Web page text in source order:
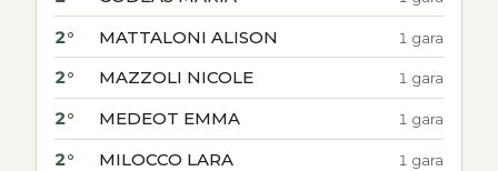
2° MATTALONI ALISON 1 gara
2° MAZZOLI NICOLE 1 gara
2° MEDEOT EMMA 1 gara
2° MILOCCO LARA 1 gara